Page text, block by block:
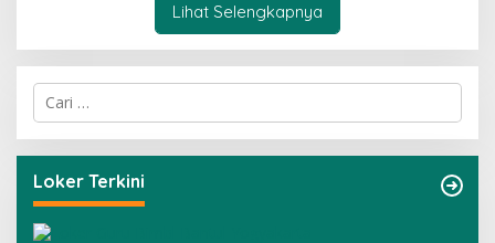
Lihat Selengkapnya
C
i
u
n
t
u
Loker Terkini